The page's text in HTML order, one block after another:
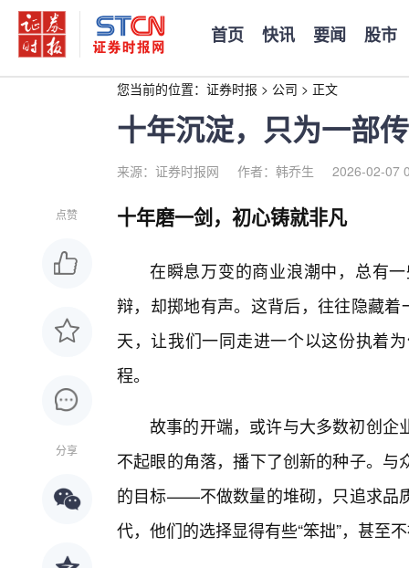
首页 快讯 要闻 股市
您当前的位置： 证券时报 > 公司 > 正文
十年沉淀，只为一部
来源：证券时报网 作者：韩乔生 2026-02-07
点赞
分享
十年磨一剑，初心铸就非凡
在瞬息万变的商业浪潮中，总有
辩，却掷地有声。这背后，往往隐藏
天，让我们一同走进一个以这份执着
程。
故事的开端，或许与大多数初创企
不起眼的角落，播下了创新的种子。
的目标——不做数量的堆砌，只追求品
代，他们的选择显得有些“笨拙”，甚至